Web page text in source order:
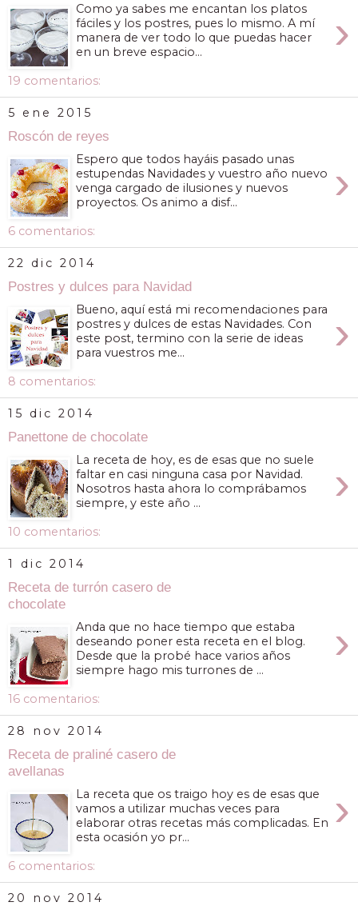
›
Como ya sabes me encantan los platos
fáciles y los postres, pues lo mismo. A mí
manera de ver todo lo que puedas hacer
en un breve espacio...
19 comentarios:
5 ene 2015
Roscón de reyes
›
Espero que todos hayáis pasado unas
estupendas Navidades y vuestro año nuevo
venga cargado de ilusiones y nuevos
proyectos. Os animo a disf...
6 comentarios:
22 dic 2014
Postres y dulces para Navidad
›
Bueno, aquí está mi recomendaciones para
postres y dulces de estas Navidades. Con
este post, termino con la serie de ideas
para vuestros me...
8 comentarios:
15 dic 2014
Panettone de chocolate
›
La receta de hoy, es de esas que no suele
faltar en casi ninguna casa por Navidad.
Nosotros hasta ahora lo comprábamos
siempre, y este año ...
10 comentarios:
1 dic 2014
Receta de turrón casero de
chocolate
›
Anda que no hace tiempo que estaba
deseando poner esta receta en el blog.
Desde que la probé hace varios años
siempre hago mis turrones de ...
16 comentarios:
28 nov 2014
Receta de praliné casero de
avellanas
›
La receta que os traigo hoy es de esas que
vamos a utilizar muchas veces para
elaborar otras recetas más complicadas. En
esta ocasión yo pr...
6 comentarios:
20 nov 2014